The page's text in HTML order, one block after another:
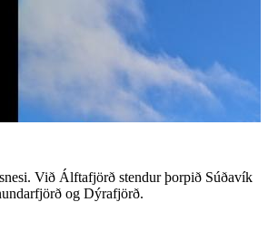
Við Álftafjörð stendur þorpið Súðavík
og Dýrafjörð.